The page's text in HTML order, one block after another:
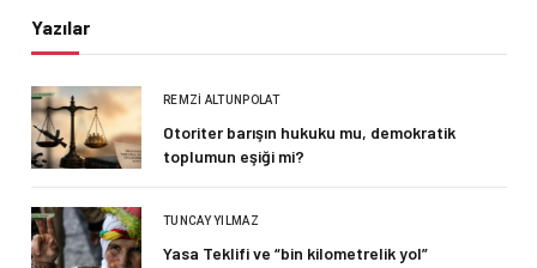
Yazılar
REMZI ALTUNPOLAT
Otoriter barışın hukuku mu, demokratik
toplumun eşiği mi?
TUNCAY YILMAZ
Yasa Teklifi ve “bin kilometrelik yol”